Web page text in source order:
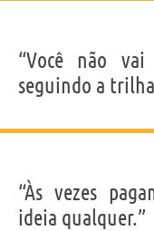
“Você não
seguindo a
“Às vezes
ideia qualquer.”